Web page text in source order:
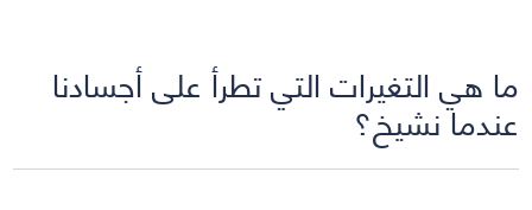
ما هي التغيرات التي تطرأ على أجسادنا
عندما نشيخ؟